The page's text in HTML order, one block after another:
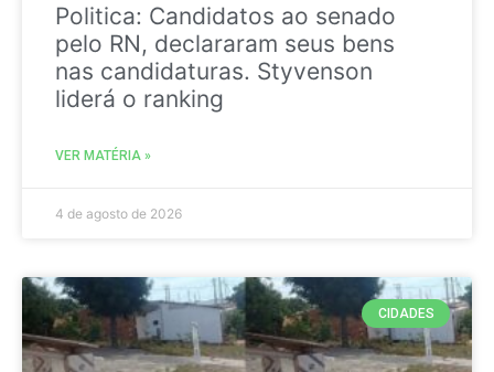
Politica: Candidatos ao senado
pelo RN, declararam seus bens
nas candidaturas. Styvenson
liderá o ranking
VER MATÉRIA »
4 de agosto de 2026
CIDADES